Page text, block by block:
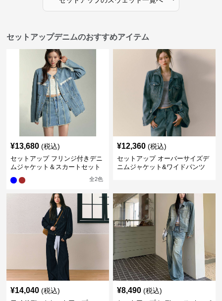
セットアップデニムのおすすめアイテム
¥13,680 (税込)
セットアップ フリンジ付きデニ
ムジャケット＆スカートセット
全2色
¥12,360 (税込)
セットアップ オーバーサイズデ
ニムジャケット&ワイドパンツ
¥14,040 (税込) ¥8,490 (税込)